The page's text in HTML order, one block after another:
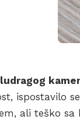
ispostavilo
ali teško sa